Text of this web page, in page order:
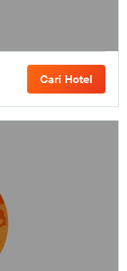
Cari Hotel